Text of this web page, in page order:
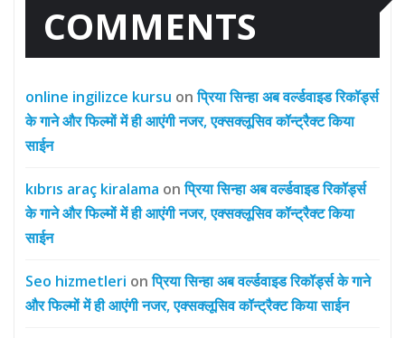
COMMENTS
online ingilizce kursu onप्रिया सिन्हा अब वर्ल्डवाइड रिकॉर्ड्स
के गाने और फिल्मों में ही आएंगी नजर, एक्सक्लूसिव कॉन्ट्रैक्ट किया
साईन
kıbrıs araç kiralama onप्रिया सिन्हा अब वर्ल्डवाइड रिकॉर्ड्स
के गाने और फिल्मों में ही आएंगी नजर, एक्सक्लूसिव कॉन्ट्रैक्ट किया
साईन
Seo hizmetleri onप्रिया सिन्हा अब वर्ल्डवाइड रिकॉर्ड्स के गाने
और फिल्मों में ही आएंगी नजर, एक्सक्लूसिव कॉन्ट्रैक्ट किया साईन